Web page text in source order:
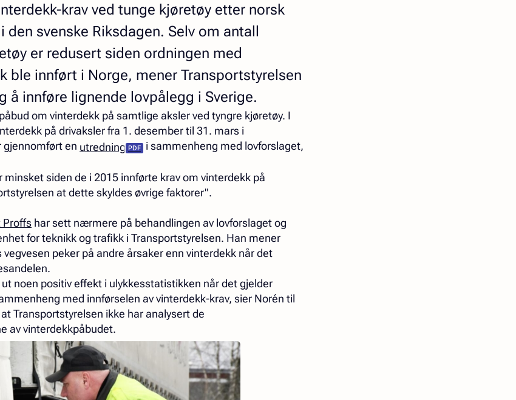
krav ved tunge kjøretøy etter norsk
svenske Riksdagen. Selv om antall
er redusert siden ordningen med
ble innført i Norge, mener Transportstyrelsen
å innføre lignende lovpålegg i Sverige.
om vinterdekk på samtlige aksler ved tyngre kjøretøy. I
på drivaksler fra 1. desember til 31. mars i
gjennomført en utredning
i sammenheng med lovforslaget,
siden de i 2015 innførte krav om vinterdekk på
at dette skyldes øvrige faktorer".
Proffs har sett nærmere på behandlingen av lovforslaget og
for teknikk og trafikk i Transportstyrelsen. Han mener
peker på andre årsaker enn vinterdekk når det
noen positiv effekt i ulykkesstatistikken når det gjelder
med innførselen av vinterdekk-krav, sier Norén til
Transportstyrelsen ikke har analysert de
av vinterdekkpåbudet.